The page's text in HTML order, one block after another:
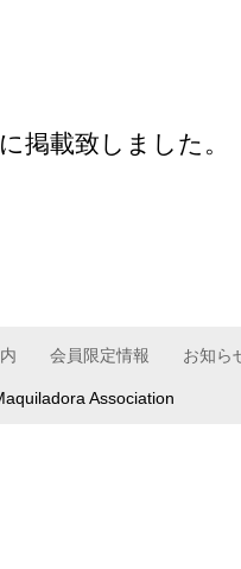
掲載致しました。
会員限定情報 お知ら
Association